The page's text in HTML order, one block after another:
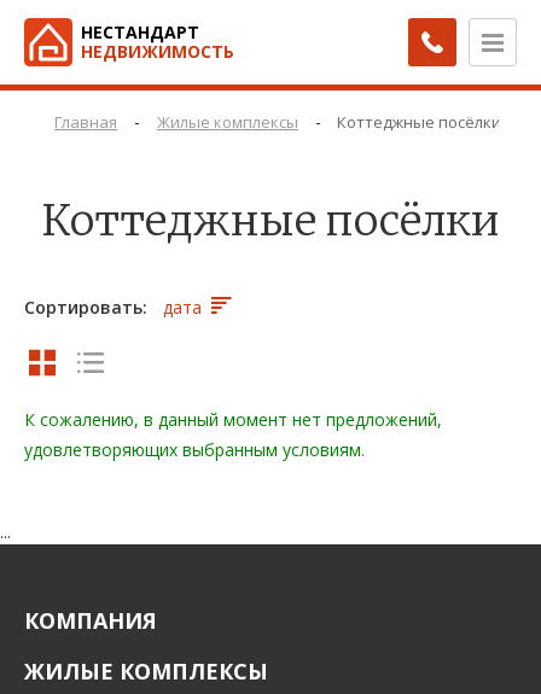
НЕСТАНДАРТ
НЕДВИЖИМОСТЬ
Главная - Жилые комплексы - Коттеджные посёлки
Коттеджные посёлки
Сортировать: дата
К сожалению, в данный момент нет предложений,
удовлетворяющих выбранным условиям.
...
КОМПАНИЯ
ЖИЛЫЕ КОМПЛЕКСЫ